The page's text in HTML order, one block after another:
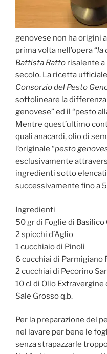
genovese non ha origini
prima volta nell’opera “la
Battista Ratto risalente
secolo. La ricetta
Consorzio del Pesto
sottolineare la differenza
genovese” ed il “pesto
Mentre quest’ultimo
quali anacardi, olio di
l’originale “pesto
esclusivamente
ingredienti sotto
successivamente fino a
Ingredienti
50 gr di Foglie di Basilico
2 spicchi d’Aglio
1 cucchiaio di Pinoli
6 cucchiai di Parmigiano
2 cucchiai di Pecorino
10 cl di Olio Extravergine
Sale Grosso q.b.
Per la preparazione del
nel lavare per bene le
senza strapazzarle